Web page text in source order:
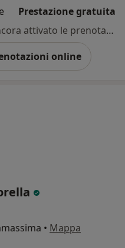
Prestazione gratuita
Questo dottore non ha ancora attivato le prenotazioni online presso questo indirizzo.
online
• Mappa